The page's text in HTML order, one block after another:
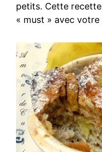
petits. Cette
« must » avec